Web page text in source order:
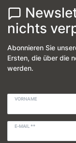
nichts
Abonnieren Sie
Ersten, die über die
werden.
VORNAME
E-MAIL **